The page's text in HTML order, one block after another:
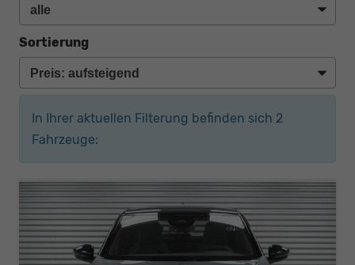
Sortierung
In Ihrer aktuellen Filterung befinden sich 2
Fahrzeuge: